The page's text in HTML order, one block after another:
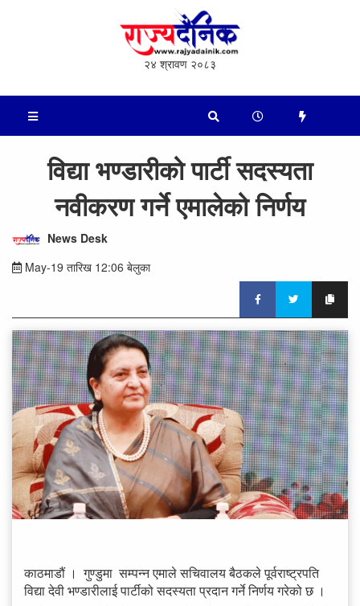
२४ श्रावण २०८३
विद्या भण्डारीको पार्टी सदस्यता
नवीकरण गर्ने एमालेको निर्णय
News Desk
May-19 तारिख 12:06 बेलुका
काठमाडौं । गुण्डुमा सम्पन्न एमाले सचिवालय बैठकले पूर्वराष्ट्रपति
विद्या देवी भण्डारीलाई पार्टीको सदस्यता प्रदान गर्ने निर्णय गरेको छ ।